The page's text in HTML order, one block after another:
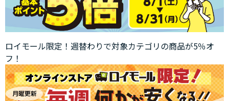
ロイモール限定！週替わりで対象カテゴリの商品が5％オ
フ！